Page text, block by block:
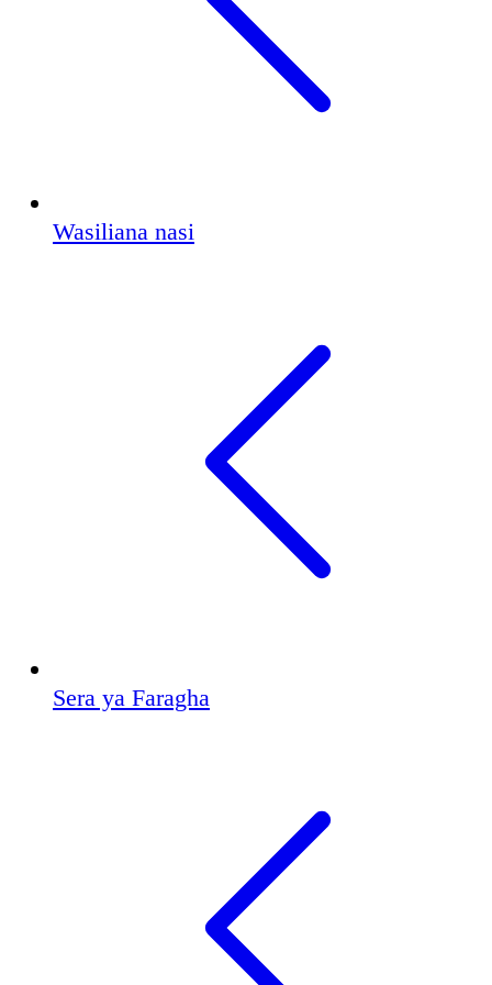
Wasiliana nasi
Sera ya Faragha